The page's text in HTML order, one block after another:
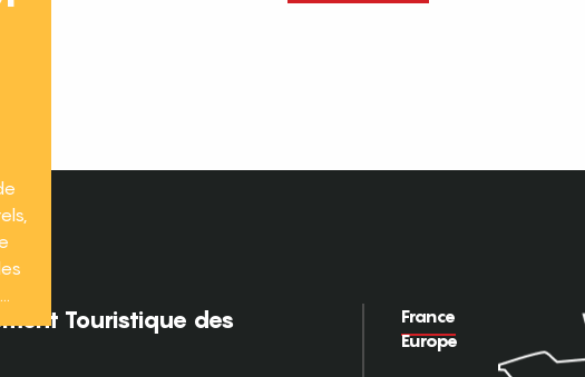
Touristique des
France
Europe